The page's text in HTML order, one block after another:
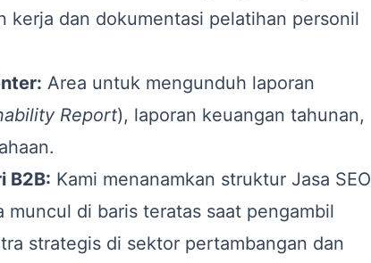
kerja dan dokumentasi pelatihan personil
Area untuk mengunduh laporan
Report), laporan keuangan tahunan,
B2B: Kami menanamkan struktur Jasa SEO
muncul di baris teratas saat pengambil
strategis di sektor pertambangan dan